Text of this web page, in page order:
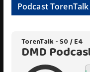
Podcast TorenTalk